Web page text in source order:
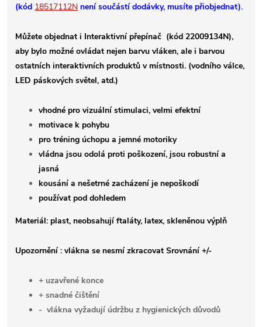
(kód 18517112N není součástí dodávky, musíte přiobjednat).
Můžete objednat i Interaktivní přepínač (kód 22009134N),
aby bylo možné ovládat nejen barvu vláken, ale i barvou
ostatních interaktivních produktů v místnosti. (vodního válce,
LED páskových světel, atd.)
vhodné pro vizuální stimulaci, velmi efektní
motivace k pohybu
pro tréning úchopu a jemné motoriky
vládna jsou odolá proti poškození, jsou robustní a
jasná
kousání a nešetrné zacházení je nepoškodí
používat pod dohledem
Materiál: plast, neobsahují ftaláty, latex, skleněnou výplň
Upozornění : vlákna se nesmí zkracovat Srovnání +/-
+ uzavřené konce
+ snadné čištění
- vlákna vyžadují údržbu z hygienických důvodů